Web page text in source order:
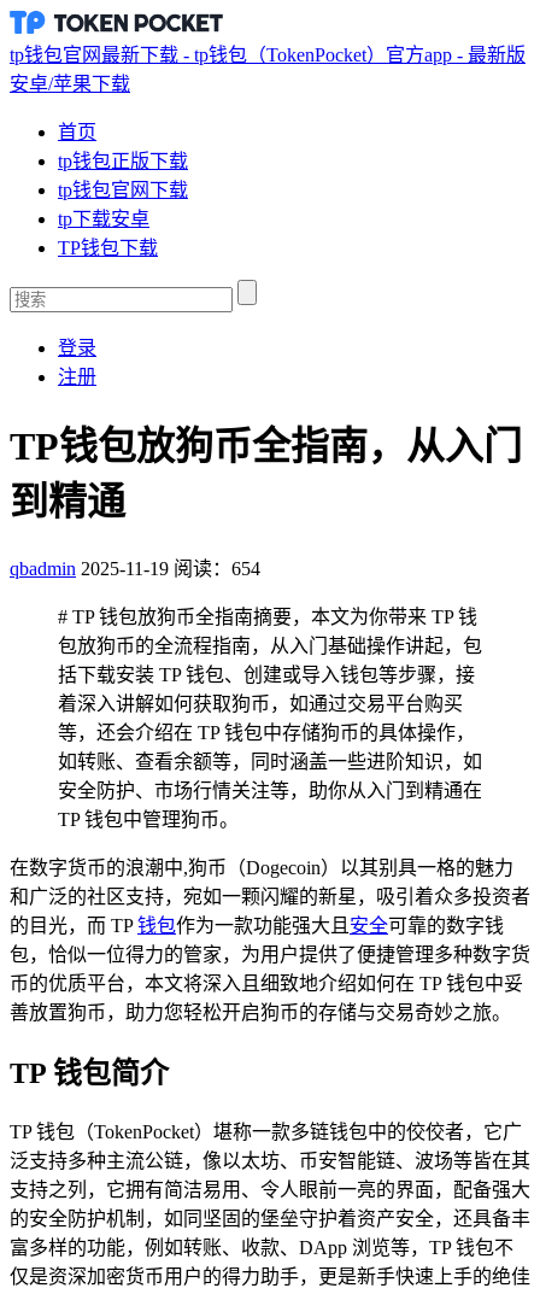
tp钱包官网最新下载 - tp钱包（TokenPocket）官方app - 最新版
安卓/苹果下载
首页
tp钱包正版下载
tp钱包官网下载
tp下载安卓
TP钱包下载
登录
注册
TP钱包放狗币全指南，从入门
到精通
qbadmin 2025-11-19 阅读：654
# TP 钱包放狗币全指南摘要，本文为你带来 TP 钱
包放狗币的全流程指南，从入门基础操作讲起，包
括下载安装 TP 钱包、创建或导入钱包等步骤，接
着深入讲解如何获取狗币，如通过交易平台购买
等，还会介绍在 TP 钱包中存储狗币的具体操作，
如转账、查看余额等，同时涵盖一些进阶知识，如
安全防护、市场行情关注等，助你从入门到精通在
TP 钱包中管理狗币。
在数字货币的浪潮中,狗币（Dogecoin）以其别具一格的魅力
和广泛的社区支持，宛如一颗闪耀的新星，吸引着众多投资者
的目光，而 TP钱包作为一款功能强大且 安全可靠的数字钱
包，恰似一位得力的管家，为用户提供了便捷管理多种数字货
币的优质平台，本文将深入且细致地介绍如何在 TP 钱包中妥
善放置狗币，助力您轻松开启狗币的存储与交易奇妙之旅。
TP 钱包简介
TP 钱包（TokenPocket）堪称一款多链钱包中的佼佼者，它广
泛支持多种主流公链，像以太坊、币安智能链、波场等皆在其
支持之列，它拥有简洁易用、令人眼前一亮的界面，配备强大
的安全防护机制，如同坚固的堡垒守护着资产安全，还具备丰
富多样的功能，例如转账、收款、DApp 浏览等，TP 钱包不
仅是资深加密货币用户的得力助手，更是新手快速上手的绝佳